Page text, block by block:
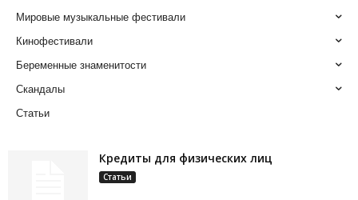
Мировые музыкальные фестивали
Кинофестивали
Беременные знаменитости
Скандалы
Статьи
Кредиты для физических лиц
Статьи